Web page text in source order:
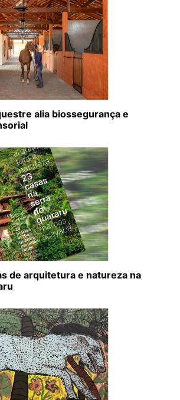
alia biossegurança e
de arquitetura e natureza na